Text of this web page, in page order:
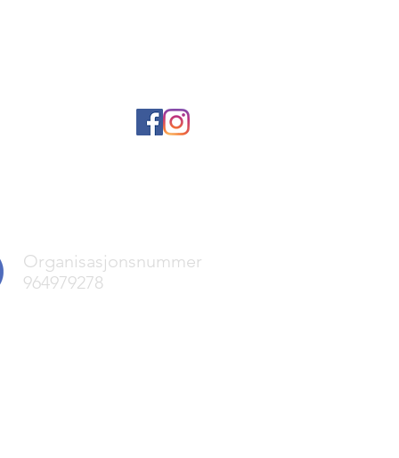
Organisasjonsnummer
964979278